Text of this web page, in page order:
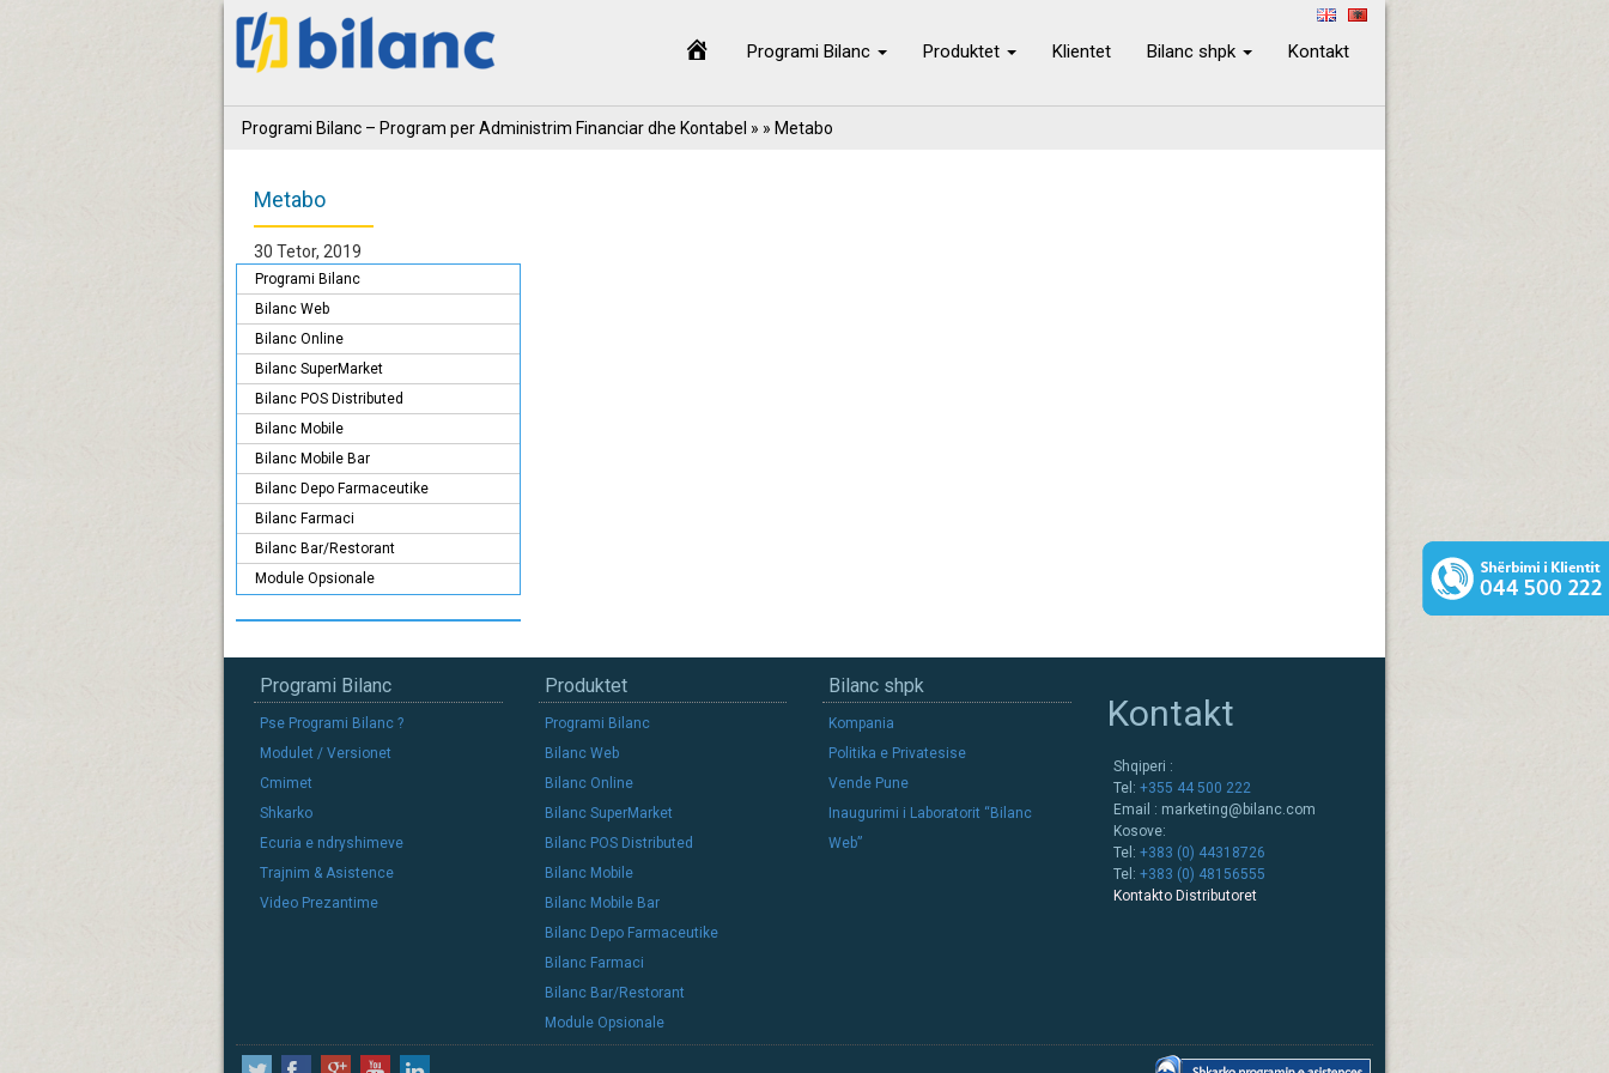
Programi Bilanc Produktet Klientet Bilanc shpk Kontakt
Programi Bilanc – Program per Administrim Financiar dhe Kontabel » » Metabo
Metabo
30 Tetor, 2019
Programi Bilanc
Bilanc Web
Bilanc Online
Bilanc SuperMarket
Bilanc POS Distributed
Bilanc Mobile
Bilanc Mobile Bar
Bilanc Depo Farmaceutike
Bilanc Farmaci
Bilanc Bar/Restorant
Module Opsionale
Programi Bilanc
Pse Programi Bilanc ?
Modulet / Versionet
Cmimet
Shkarko
Ecuria e ndryshimeve
Trajnim & Asistence
Video Prezantime
Produktet
Programi Bilanc
Bilanc Web
Bilanc Online
Bilanc SuperMarket
Bilanc POS Distributed
Bilanc Mobile
Bilanc Mobile Bar
Bilanc Depo Farmaceutike
Bilanc Farmaci
Bilanc Bar/Restorant
Module Opsionale
Bilanc shpk
Kompania
Politika e Privatesise
Vende Pune
Inaugurimi i Laboratorit “Bilanc
Web”
Kontakt
Shqiperi :
Tel: +355 44 500 222
Email : marketing@bilanc.com
Kosove:
Tel: +383 (0) 44318726
Tel: +383 (0) 48156555
Kontakto Distributoret